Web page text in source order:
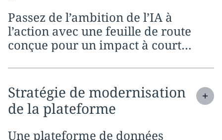
Passez de l’ambition de l’IA à
l’action avec une feuille de route
conçue pour un impact à court
à long terme.
Expandservice section:
Stratégie de modernisation
de la plateforme
Une plateforme de données